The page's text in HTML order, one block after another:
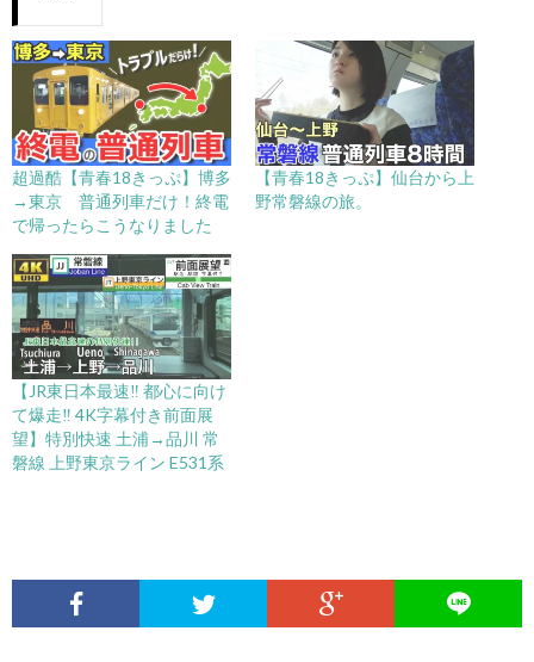
超過酷【青春18きっぷ】博多
→東京 普通列車だけ！終電
で帰ったらこうなりました
【青春18きっぷ】仙台から上
野常磐線の旅。
【JR東日本最速‼ 都心に向け
て爆走‼ 4K字幕付き前面展
望】特別快速 土浦→品川 常
磐線 上野東京ライン E531系